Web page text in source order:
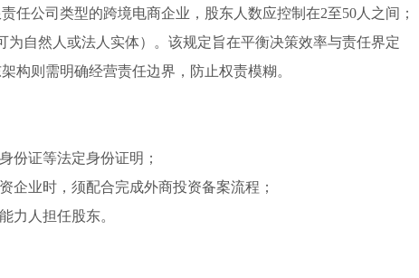
任公司类型的跨境电商企业，股东人数应控制在2至50人之间；
自然人或法人实体）。该规定旨在平衡决策效率与责任界定
则需明确经营责任边界，防止权责模糊。
份证等法定身份证明；
企业时，须配合完成外商投资备案流程；
力人担任股东。